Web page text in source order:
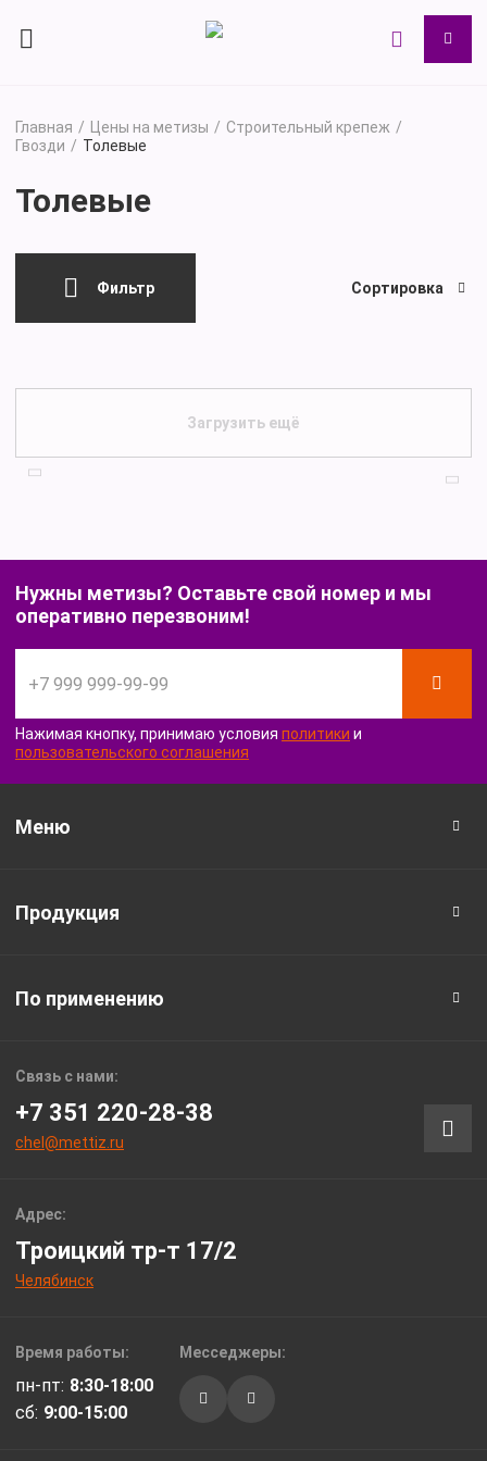
Главная Цены на метизы
Строительный крепеж
Гвозди
Толевые
Толевые
Фильтр Сортировка
Загрузить ещё
Нужны метизы? Оставьте свой номер и мы
оперативно перезвоним!
Нажимая кнопку, принимаю условия политики и
пользовательского соглашения
Связь с нами:
+7 351 220-28-38
chel@mettiz.ru
Адрес:
Троицкий тр-т 17/2
Челябинск
Время работы:
пн-пт: 8:30-18:00
сб: 9:00-15:00
Месседжеры:
Меню
Продукция
По применению